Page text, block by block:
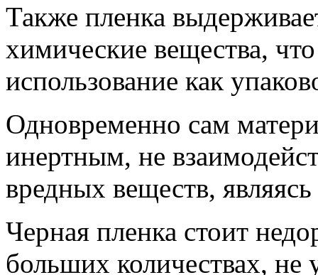
Также пленка
химические вещества,
использование как
Одновременно сам
инертным, не
вредных веществ,
Черная пленка стоит
больших количествах, не